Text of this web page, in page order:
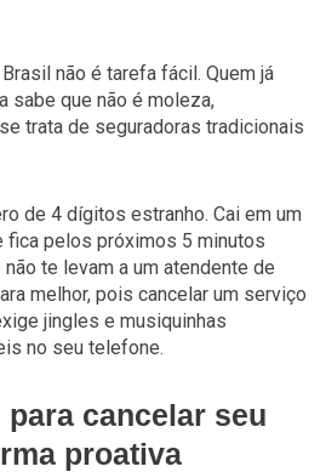
não é tarefa fácil. Quem já
sabe que não é moleza,
trata de seguradoras tradicionais
de 4 dígitos estranho. Cai em um
fica pelos próximos 5 minutos
te levam a um atendente de
melhor, pois cancelar um serviço
jingles e musiquinhas
no seu telefone.
cancelar seu
proativa